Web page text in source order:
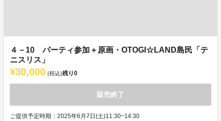
４－10 パーティ参加＋原画・OTOGI☆LAND島民「テ
ニスリス」
¥30,000 (税込)残り0
販売終了
ご提供予定時期：2025年6月7日(土)11:30~14:30